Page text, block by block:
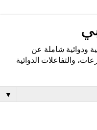
ودوائية شاملة عن
والتفاعلات الدوائية
▼